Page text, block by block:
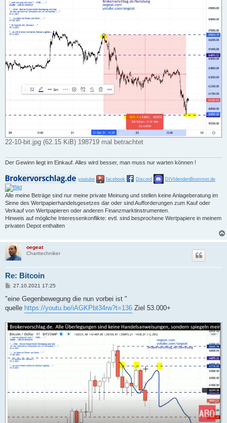
22-10-bit.jpg (62.15 KiB) 198719 mal betrachtet
Der Gewinn liegt im Einkauf. Alles wird besser, man muss nur warten können !
youtube facebook Discord DIVIdendenBrummer.de
Alle meine Beträge sind nur meine private Meinung und stellen keine Anlageberatung im
Sinne des Wertpapierhandelsgesetzes dar oder sind Aufforderungen zum Kauf oder
Verkauf von Wertpapieren oder anderen Finanzmarktinstrumenten.
Hinweis auf mögliche Interessenkonflikte: evtl. sind besprochene Wertpapiere in meinem
privaten Depot enthalten
oegeat
Charttechniker
Re: Bitcoin
B
i
r
g
27.10.2021 17:25
"eine Gegenbewegung die nun vorbei ist "
quelle https://youtu.be/iAGKPbt34rw?t=136 Ziel 53.000+